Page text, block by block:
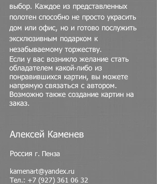
Алексей Каменев
Россия г. Пенза
kamenart@yandex.ru
Тел.: +7 (927) 361 06 32
выбор. Каждое из представленных
полотен способно не просто украсить
дом или офис, но и готово послужить
эксклюзивным подарком к
незабываемому торжеству.
Если у вас возникло желание стать
обладателем какой-либо из
понравившихся картин, вы можете
напрямую связаться с автором.
Возможно также создание картин на
заказ.